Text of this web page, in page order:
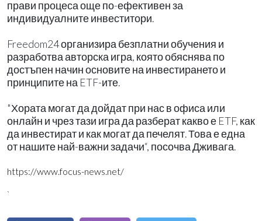
прави процеса още по-ефективен за
индивидуалните инвеститори.
Freedom24 организира безплатни обучения и
разработва авторска игра, която обяснява по
достъпен начин основите на инвестирането и
принципите на ETF-ите.
"Хората могат да дойдат при нас в офиса или
онлайн и чрез тази игра да разберат какво е ETF, как
да инвестират и как могат да печелят. Това е една
от нашите най-важни задачи“, посочва Дживага.
https://www.focus-news.net/
`